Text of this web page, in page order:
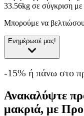
33.56kg σε σύγκριση με
Μπορούμε να
Ενημέρωσέ μας!
-15% ή πάνω στο
Ανακαλύψτε
μακριά, με